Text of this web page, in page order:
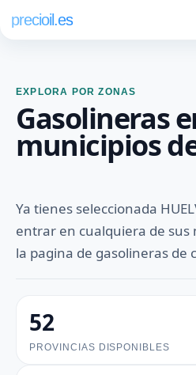
precioil.es
EXPLORA POR ZONAS
Gasolineras
municipios
Ya tienes seleccionada
entrar en cualquiera de
la pagina de gasolineras de
52
PROVINCIAS DISPONIBLES